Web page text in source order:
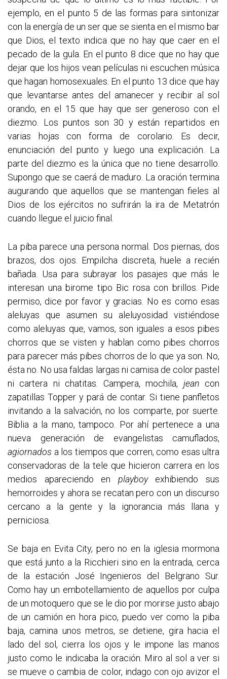
ejemplo, en el punto 5 de las formas para sintonizar
con la energía de un ser que se sienta en el mismo bar
que Dios, el texto indica que no hay que caer en el
pecado de la gula. En el punto 8 dice que no hay que
dejar que los hijos vean películas ni escuchen música
que hagan homosexuales. En el punto 13 dice que hay
que levantarse antes del amanecer y recibir al sol
orando, en el 15 que hay que ser generoso con el
diezmo. Los puntos son 30 y están repartidos en
varias hojas con forma de corolario. Es decir,
enunciación del punto y luego una explicación. La
parte del diezmo es la única que no tiene desarrollo.
Supongo que se caerá de maduro. La oración termina
augurando que aquellos que se mantengan fieles al
Dios de los ejércitos no sufrirán la ira de Metatrón
cuando llegue el juicio final.
La piba parece una persona normal. Dos piernas, dos
brazos, dos ojos. Empilcha discreta, huele a recién
bañada. Usa para subrayar los pasajes que más le
interesan una birome tipo Bic rosa con brillos. Pide
permiso, dice por favor y gracias. No es como esas
aleluyas que asumen su aleluyosidad vistiéndose
como aleluyas que, vamos, son iguales a esos pibes
chorros que se visten y hablan como pibes chorros
para parecer más pibes chorros de lo que ya son. No,
ésta no. No usa faldas largas ni camisa de color pastel
ni cartera ni chatitas. Campera, mochila, jean con
zapatillas Topper y pará de contar. Si tiene panfletos
invitando a la salvación, no los comparte, por suerte.
Biblia a la mano, tampoco. Por ahí pertenece a una
nueva generación de evangelistas camuflados,
agiornados a los tiempos que corren, como esas ultra
conservadoras de la tele que hicieron carrera en los
medios apareciendo en playboyexhibiendo sus
hemorroides y ahora se recatan pero con un discurso
cercano a la gente y la ignorancia más llana y
perniciosa.
Se baja en Evita City, pero no en la iglesia mormona
que está junto a la Ricchieri sino en la entrada, cerca
de la estación José Ingenieros del Belgrano Sur.
Como hay un embotellamiento de aquellos por culpa
de un motoquero que se le dio por morirse justo abajo
de un camión en hora pico, puedo ver como la piba
baja, camina unos metros, se detiene, gira hacia el
lado del sol, cierra los ojos y le impone las manos
justo como le indicaba la oración. Miro al sol a ver si
se mueve o cambia de color, indago con ojo avizor el